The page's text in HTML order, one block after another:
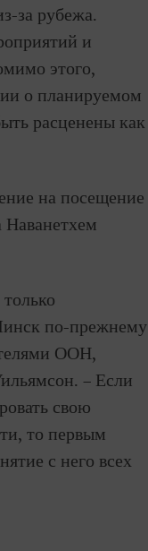
за рубежа.
и
этого,
о планируемом
расценены как
на посещение
по-прежнему
ООН,
– Если
свою
то первым
с него всех